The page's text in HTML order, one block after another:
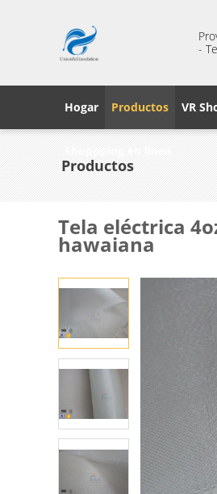
-
Hogar Productos VR
Shoppping en línea
Productos
Tela eléctrica
hawaiana